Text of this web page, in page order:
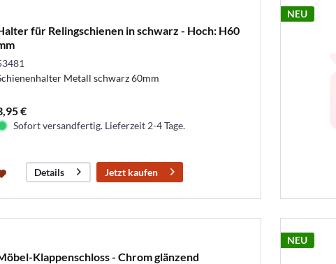
für Relingschienen in schwarz - Hoch: H60
Metall schwarz 60mm
€
Sofort versandfertig. Lieferzeit 2-4 Tage.
Details Jetzt kaufen
NEU
Klappenschloss - Chrom glänzend
NEU